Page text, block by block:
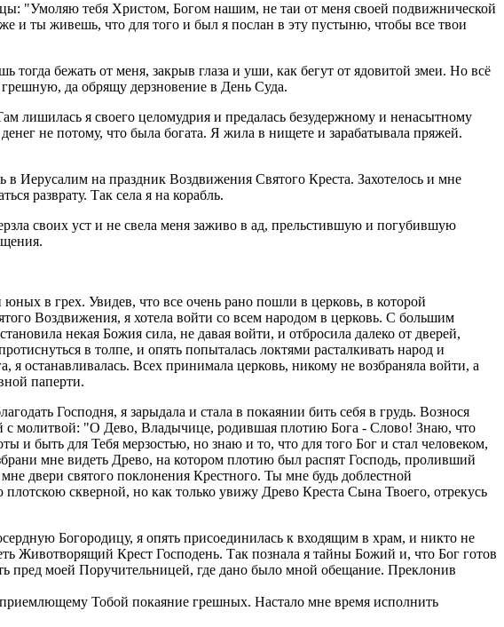
"Умоляю тебя Христом, Богом нашим, не таи от меня своей подвижнической
и ты живешь, что для того и был я послан в эту пустыню, чтобы все твои
бежать от меня, закрыв глаза и уши, как бегут от ядовитой змеи. Но всё
да обрящу дерзновение в День Суда.
лишилась я своего целомудрия и предалась безудержному и ненасытному
не потому, что была богата. Я жила в нищете и зарабатывала пряжей.
на праздник Воздвижения Святого Креста. Захотелось и мне
разврату. Так села я на корабль.
своих уст и не свела меня заживо в ад, прельстившую и погубившую
в грех. Увидев, что все очень рано пошли в церковь, в которой
Воздвижения, я хотела войти со всем народом в церковь. С большим
некая Божия сила, не давая войти, и отбросила далеко от дверей,
в толпе, и опять попыталась локтями расталкивать народ и
я останавливалась. Всех принимала церковь, никому не возбраняла войти, а
паперти.
Господня, я зарыдала и стала в покаянии бить себя в грудь. Вознося
с молитвой: "О Дево, Владычице, родившая плотию Бога - Слово! Знаю, что
и быть для Тебя мерзостью, но знаю и то, что для того Бог и стал человеком,
мне видеть Древо, на котором плотию был распят Господь, проливший
двери святого поклонения Крестного. Ты мне будь доблестной
скверной, но как только увижу Древо Креста Сына Твоего, отрекусь
Богородицу, я опять присоединилась к входящим в храм, и никто не
Животворящий Крест Господень. Так познала я тайны Божий и, что Бог готов
пред моей Поручительницей, где дано было мной обещание. Преклонив
Тобой покаяние грешных. Настало мне время исполнить